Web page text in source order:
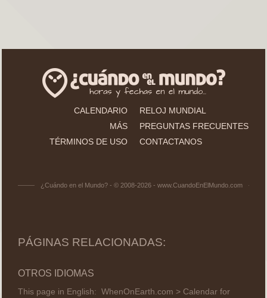
CALENDARIO
RELOJ MUNDIAL
MÁS
PREGUNTAS FRECUENTES
TÉRMINOS DE USO
CONTACTANOS
¿Cuándo en el Mundo? - © 2008-2026 - www.CuandoEnElMundo.com
PÁGINAS RELACIONADAS:
OTROS IDIOMAS
This page in English: WhenOnEarth.com > Calendar for